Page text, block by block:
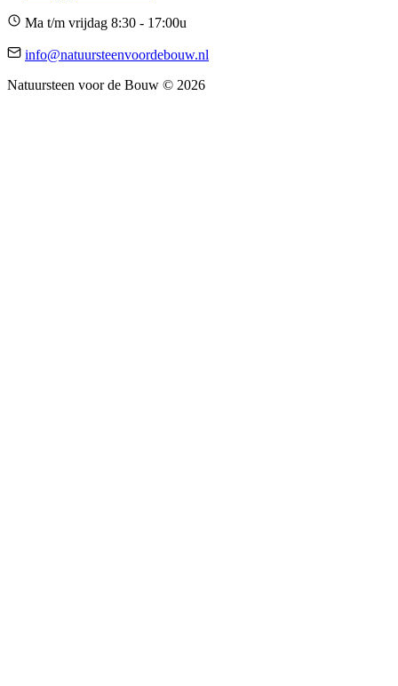
Ma t/m vrijdag 8:30 - 17:00u
info@natuursteenvoordebouw.nl
Natuursteen voor de Bouw © 2026